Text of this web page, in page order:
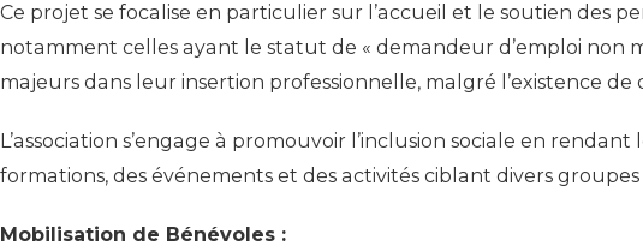
Ce projet se focalise en particulier sur l’accueil et le soutien des
notamment celles ayant le statut de « demandeur d’emploi non
majeurs dans leur insertion professionnelle, malgré l’existence de
L’association s’engage à promouvoir l’inclusion sociale en
formations, des événements et des activités ciblant divers
Mobilisation de Bénévoles :